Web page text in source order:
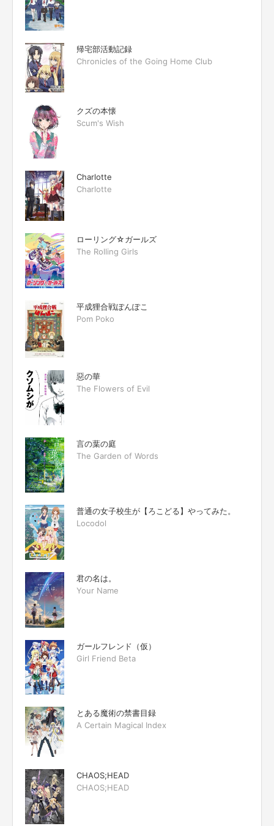
帰宅部活動記録
Chronicles of the Going Home Club
クズの本懐
Scum's Wish
Charlotte
Charlotte
ローリング☆ガールズ
The Rolling Girls
平成狸合戦ぽんぽこ
Pom Poko
惡の華
The Flowers of Evil
言の葉の庭
The Garden of Words
普通の女子校生が【ろこどる】やってみた。
Locodol
君の名は。
Your Name
ガールフレンド（仮）
Girl Friend Beta
とある魔術の禁書目録
A Certain Magical Index
CHAOS;HEAD
CHAOS;HEAD